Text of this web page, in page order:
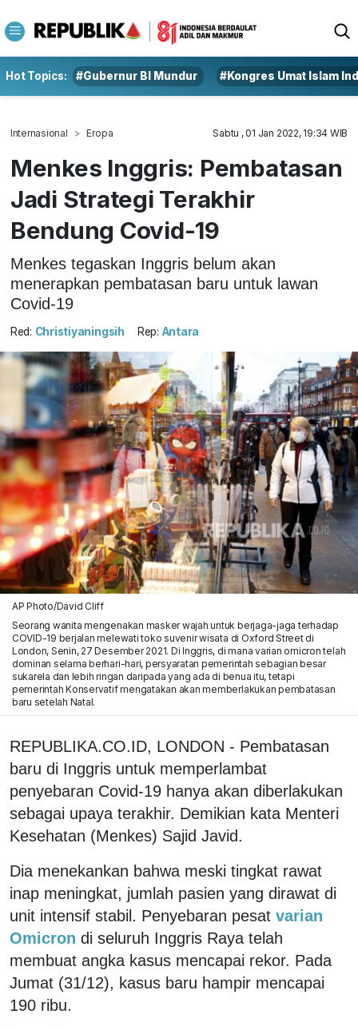
Hot Topics: #Gubernur BI Mundur #Kongres Umat Islam
Internasional Eropa Sabtu , 01 Jan 2022, 19:34 WIB
Menkes Inggris: Pembatasan
Jadi Strategi Terakhir
Bendung Covid-19
Menkes tegaskan Inggris belum akan
menerapkan pembatasan baru untuk lawan
Covid-19
Red: Christiyaningsih Rep: Antara
AP Photo/David Cliff
Seorang wanita mengenakan masker wajah untuk berjaga-jaga terhadap
COVID-19 berjalan melewati toko suvenir wisata di Oxford Street di
London, Senin, 27 Desember 2021. Di Inggris, di mana varian omicron telah
dominan selama berhari-hari, persyaratan pemerintah sebagian besar
sukarela dan lebih ringan daripada yang ada di benua itu, tetapi
pemerintah Konservatif mengatakan akan memberlakukan pembatasan
baru setelah Natal.
REPUBLIKA.CO.ID, LONDON - Pembatasan
baru di Inggris untuk memperlambat
penyebaran Covid-19 hanya akan diberlakukan
sebagai upaya terakhir. Demikian kata Menteri
Kesehatan (Menkes) Sajid Javid.
Dia menekankan bahwa meski tingkat rawat
inap meningkat, jumlah pasien yang dirawat di
unit intensif stabil. Penyebaran pesat varian
Omicron di seluruh Inggris Raya telah
membuat angka kasus mencapai rekor. Pada
Jumat (31/12), kasus baru hampir mencapai
190 ribu.